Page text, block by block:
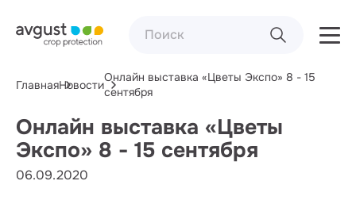
ГлавнаяНовости
Онлайн выставка «Цветы Экспо» 8 - 15
сентября
Онлайн выставка «Цветы
Экспо» 8 - 15 сентября
06.09.2020